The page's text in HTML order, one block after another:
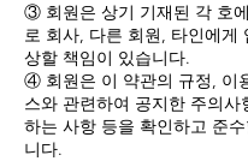
③ 회원은 상기 기재된 각 호
로 회사, 다른 회원, 타인에게
상할 책임이 있습니다.
④ 회원은 이 약관의 규정, 이
스와 관련하여 공지한 주의사
하는 사항 등을 확인하고 준
니다.